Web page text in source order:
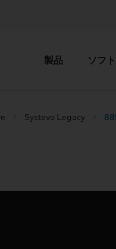
製品 ソフ
Systevo Legacy